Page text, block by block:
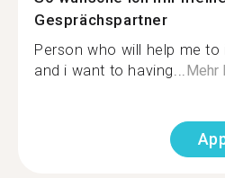
Gesprächspartner
Person who will help me to
and i want to having...Mehr